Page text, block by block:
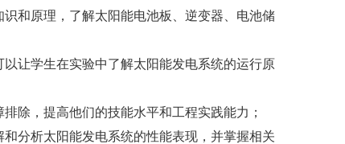
和原理，了解太阳能电池板、逆变器、电池储
让学生在实验中了解太阳能发电系统的运行原
，提高他们的技能水平和工程实践能力；
分析太阳能发电系统的性能表现，并掌握相关